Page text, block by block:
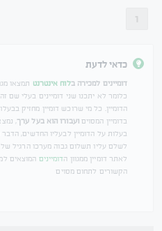
1
כדאי לדעת
דומיינים למכירה בלוח אינטרנט תמצאו
כלומר לא יתכנו שני דומיינים בעלי
הדומיין. כל מי שרוכש דומיין מחזיק
בדומיין המסויםועבורו הוא בעל ערך,
בעלות על הדומיין לבעליו החדשים,
לשלם עליו תשלום גבוה מערכו הרגיל
לאתר דומיין ממגוון הדומיינים המוצאים
הקשורים לתחום מסוים